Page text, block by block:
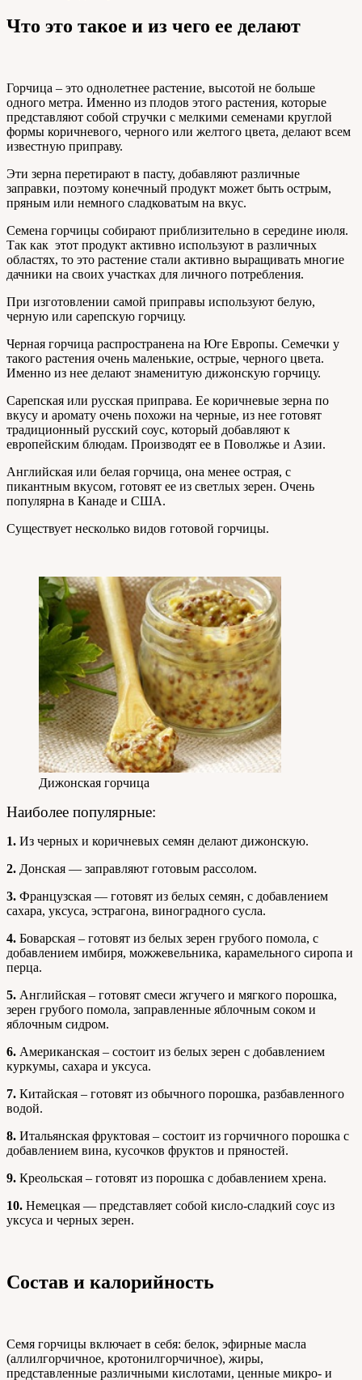
Что это такое и из чего ее делают
Горчица – это однолетнее растение, высотой не больше
одного метра. Именно из плодов этого растения, которые
представляют собой стручки с мелкими семенами круглой
формы коричневого, черного или желтого цвета, делают всем
известную приправу.
Эти зерна перетирают в пасту, добавляют различные
заправки, поэтому конечный продукт может быть острым,
пряным или немного сладковатым на вкус.
Семена горчицы собирают приблизительно в середине июля.
Так как этот продукт активно используют в различных
областях, то это растение стали активно выращивать многие
дачники на своих участках для личного потребления.
При изготовлении самой приправы используют белую,
черную или сарепскую горчицу.
Черная горчица распространена на Юге Европы. Семечки у
такого растения очень маленькие, острые, черного цвета.
Именно из нее делают знаменитую дижонскую горчицу.
Сарепская или русская приправа. Ее коричневые зерна по
вкусу и аромату очень похожи на черные, из нее готовят
традиционный русский соус, который добавляют к
европейским блюдам. Производят ее в Поволжье и Азии.
Английская или белая горчица, она менее острая, с
пикантным вкусом, готовят ее из светлых зерен. Очень
популярна в Канаде и США.
Существует несколько видов готовой горчицы.
Дижонская горчица
Наиболее популярные:
1. Из черных и коричневых семян делают дижонскую.
2. Донская — заправляют готовым рассолом.
3. Французская — готовят из белых семян, с добавлением
сахара, уксуса, эстрагона, виноградного сусла.
4. Боварская – готовят из белых зерен грубого помола, с
добавлением имбиря, можжевельника, карамельного сиропа и
перца.
5. Английская – готовят смеси жгучего и мягкого порошка,
зерен грубого помола, заправленные яблочным соком и
яблочным сидром.
6. Американская – состоит из белых зерен с добавлением
куркумы, сахара и уксуса.
7. Китайская – готовят из обычного порошка, разбавленного
водой.
8. Итальянская фруктовая – состоит из горчичного порошка с
добавлением вина, кусочков фруктов и пряностей.
9. Креольская – готовят из порошка с добавлением хрена.
10. Немецкая — представляет собой кисло-сладкий соус из
уксуса и черных зерен.
Состав и калорийность
Семя горчицы включает в себя: белок, эфирные масла
(аллилгорчичное, кротонилгорчичное), жиры,
представленные различными кислотами, ценные микро- и